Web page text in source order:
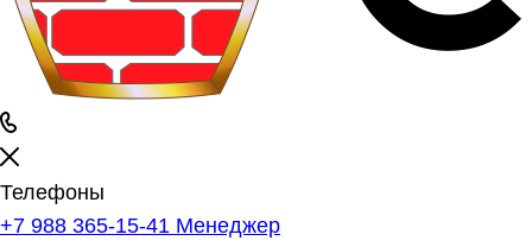
Телефоны
+7 988 365-15-41 Менеджер